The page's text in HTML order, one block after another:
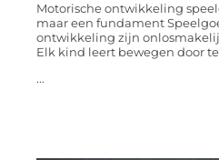
Motorische ontwikkeling
maar een fundament
ontwikkeling zijn
Elk kind leert bewegen door
...